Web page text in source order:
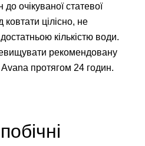
очікуваної статевої
ковтати цілісно, не
кількістю води.
рекомендовану
Avana протягом 24 годин.